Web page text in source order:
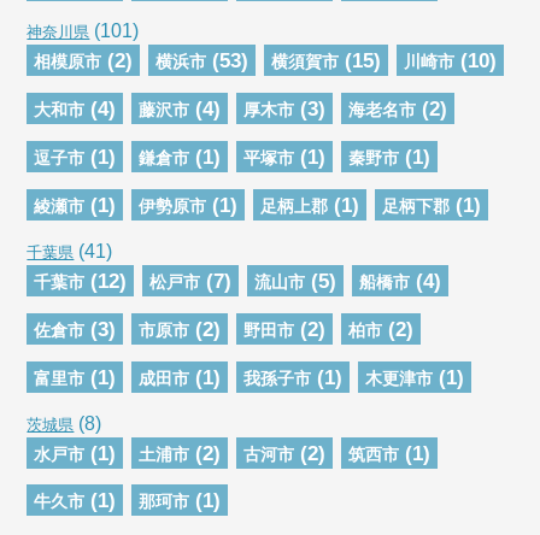
神奈川県 (101)
相模原市 (2) 横浜市 (53) 横須賀市 (15) 川崎市 (10)
大和市 (4) 藤沢市 (4) 厚木市 (3) 海老名市 (2)
逗子市 (1) 鎌倉市 (1) 平塚市 (1) 秦野市 (1)
綾瀬市 (1) 伊勢原市 (1) 足柄上郡 (1) 足柄下郡 (1)
千葉県 (41)
千葉市 (12) 松戸市 (7) 流山市 (5) 船橋市 (4)
佐倉市 (3) 市原市 (2) 野田市 (2) 柏市 (2)
富里市 (1) 成田市 (1) 我孫子市 (1) 木更津市 (1)
茨城県 (8)
水戸市 (1) 土浦市 (2) 古河市 (2) 筑西市 (1)
牛久市 (1) 那珂市 (1)